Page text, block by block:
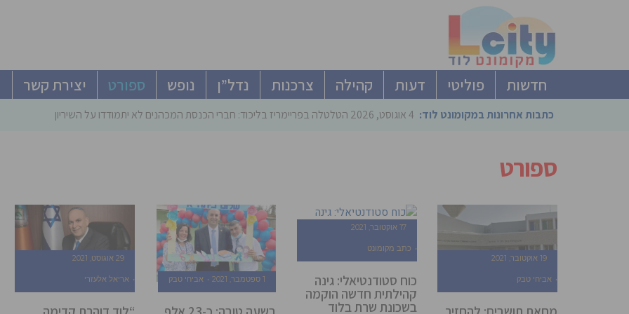
חדשות פוליטי דעות קהילה צרכנות נדל”ן נופש ספורט יצירת קשר
כתבות אחרונות במקומונט לוד: 4 אוגוסט, 2026 הטלטלה בפריימריז בליכוד: חברי הכנסת המכהנים לא יתמודדו על השיריון – גוברים סיכ
ספורט
19 אוקטובר, 2021
אביחי טבק
17 אוקטובר, 2021
כתב מקומונט
כוח סטודנטיאלי: גינה
קהילתית חדשה הוקמה
בשכונת שרת בלוד
1 ספטמבר, 2021 אביחי טבק
29 אוגוסט, 2021
אריאל אלעזרי